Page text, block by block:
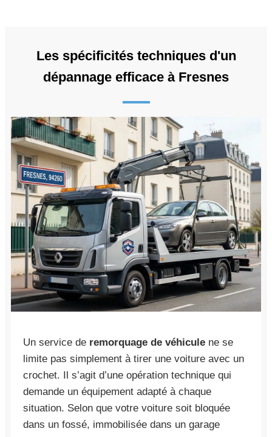
Les spécificités techniques d'un
dépannage efficace à Fresnes
Un service de remorquage de véhicule ne se
limite pas simplement à tirer une voiture avec un
crochet. Il s’agit d’une opération technique qui
demande un équipement adapté à chaque
situation. Selon que votre voiture soit bloquée
dans un fossé, immobilisée dans un garage